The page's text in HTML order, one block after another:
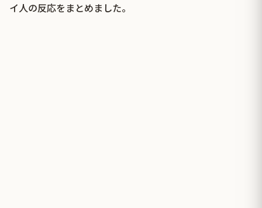
イ人の反応をまとめました。